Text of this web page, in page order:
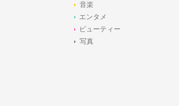
音楽
エンタメ
ビューティー
写真